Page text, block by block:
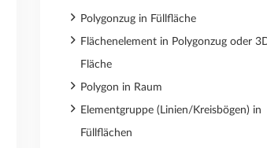
Polygonzug in Füllfläche
Flächenelement in Polygonzug oder
Fläche
Polygon in Raum
Elementgruppe (Linien/Kreisbögen) in
Füllflächen